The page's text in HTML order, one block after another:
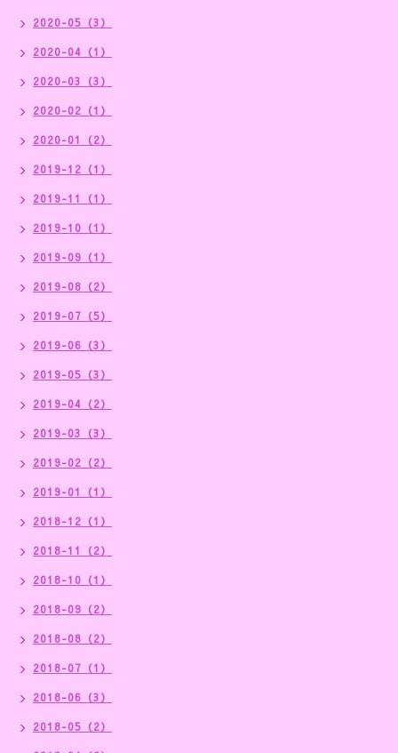
2020-05（3）
2020-04（1）
2020-03（3）
2020-02（1）
2020-01（2）
2019-12（1）
2019-11（1）
2019-10（1）
2019-09（1）
2019-08（2）
2019-07（5）
2019-06（3）
2019-05（3）
2019-04（2）
2019-03（3）
2019-02（2）
2019-01（1）
2018-12（1）
2018-11（2）
2018-10（1）
2018-09（2）
2018-08（2）
2018-07（1）
2018-06（3）
2018-05（2）